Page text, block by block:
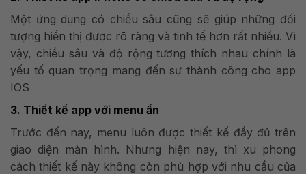
Một ứng dụng có chiều sâu cũng sẽ giúp những đối
tượng hiển thị được rõ ràng và tinh tế hơn rất nhiều. Vì
vậy, chiều sâu và độ rộng tương thích nhau chính là
yếu tố quan trọng mang đến sự thành công cho app
IOS
3. Thiết kế app với menu ẩn
Trước đến nay, menu luôn được thiết kế đầy đủ trên
giao diện màn hình. Nhưng hiện nay, thì xu phong
cách thiết kế này không còn phù hợp với nhu cầu của